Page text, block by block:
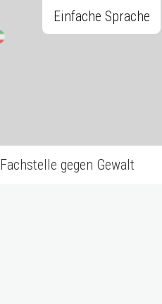
Einfache Sprache
Fachstelle gegen Gewalt